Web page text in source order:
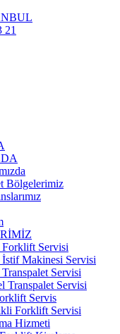
21
Bölgelerimiz
Servisi
Makinesi Servisi
Servisi
Transpalet Servisi
Servis
Forklift Servisi
Hizmeti